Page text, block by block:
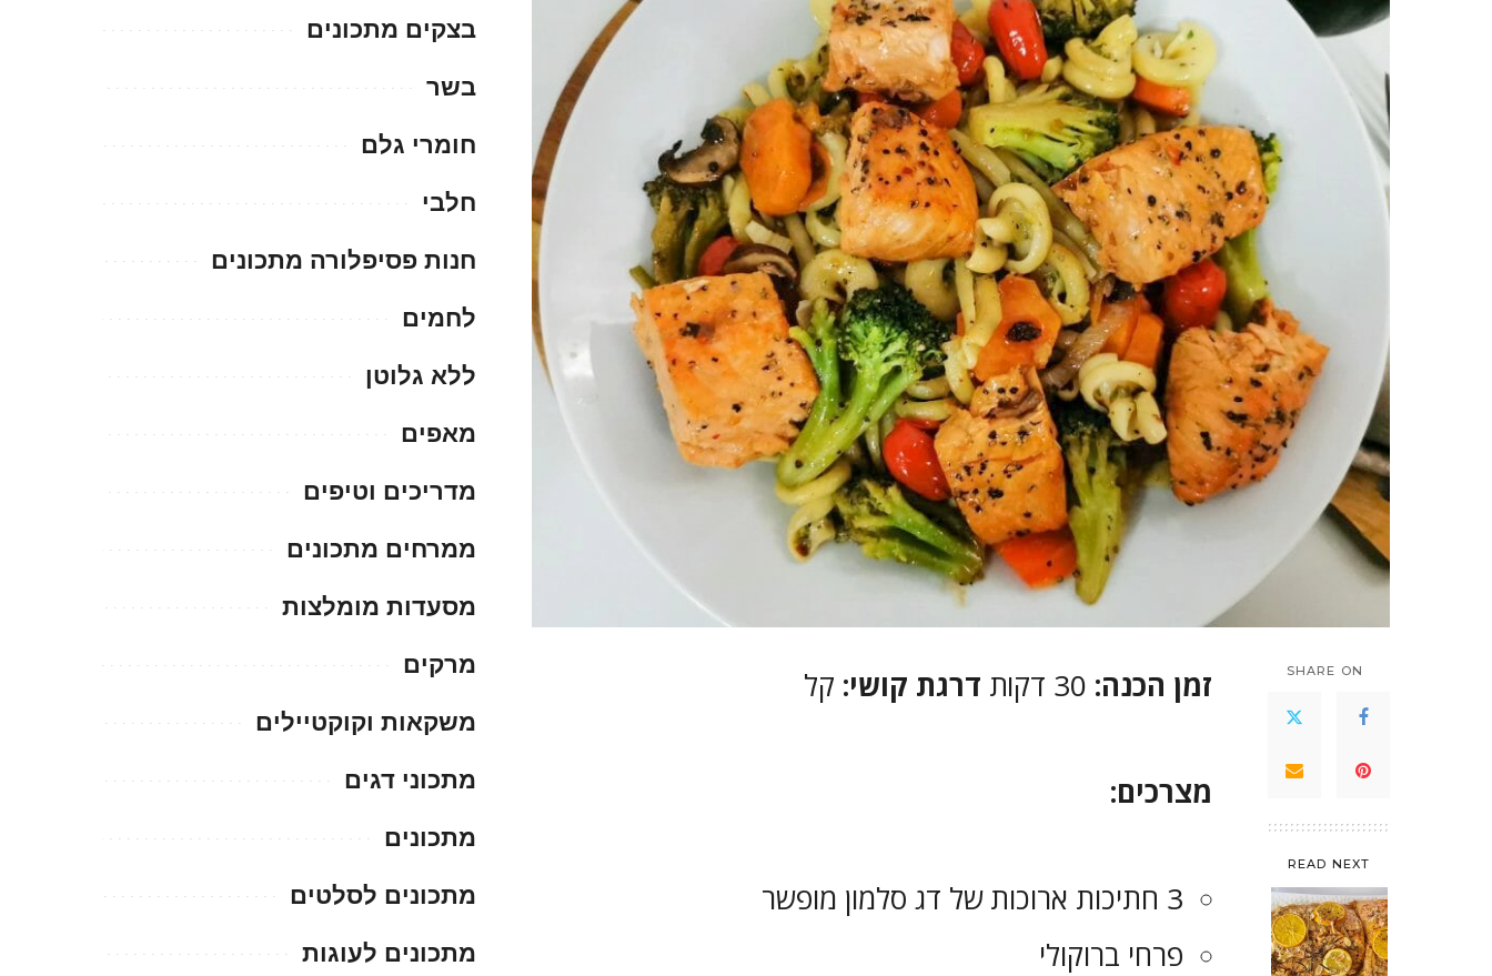
SHARE ON
READ NEXT
זמן הכנה: דרגת קושי: קל
מצרכים:
3 חתיכות ארוכות של דג סלמון מופשר
פרחי ברוקולי
בצקים מתכונים
בשר
חומרי גלם
חלבי
חנות פסיפלורה מתכונים
לחמים
ללא גלוטן
מאפים
מדריכים וטיפים
ממרחים מתכונים
מסעדות מומלצות
מרקים
משקאות וקוקטיילים
מתכוני דגים
מתכונים
מתכונים לסלטים
מתכונים לעוגות